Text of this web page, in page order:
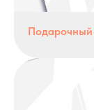
Подарочный